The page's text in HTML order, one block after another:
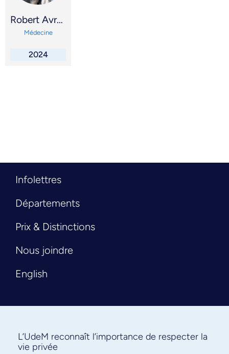
Robert Avram
Médecine
2024
Infolettres
Départements
Prix & Distinctions
Nous joindre
English
L’UdeM reconnaît l’importance de respecter la
vie privée